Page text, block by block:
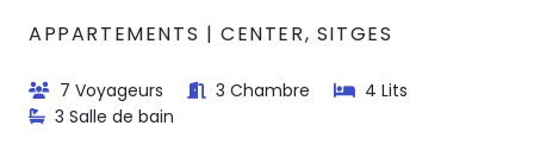
APPARTEMENTS | CENTER, SITGES
7 Voyageurs 3 Chambre
4 Lits
3 Salle de bain